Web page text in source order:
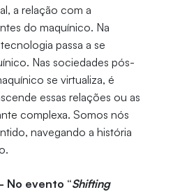
a relação com a
do maquínico. Na
passa a se
Nas sociedades pós-
se virtualiza, é
essas relações ou as
complexa. Somos nós
navegando a história
No evento “Shifting